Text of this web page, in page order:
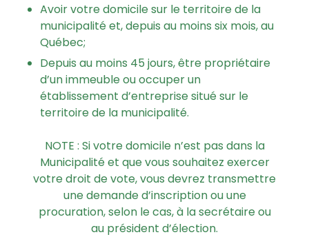
Avoir votre domicile sur le territoire de la
municipalité et, depuis au moins six mois, au
Québec;
Depuis au moins 45 jours, être propriétaire
d’un immeuble ou occuper un
établissement d’entreprise situé sur le
territoire de la municipalité.
NOTE : Si votre domicile n’est pas dans la
Municipalité et que vous souhaitez exercer
votre droit de vote, vous devrez transmettre
une demande d’inscription ou une
procuration, selon le cas, à la secrétaire ou
au président d’élection.